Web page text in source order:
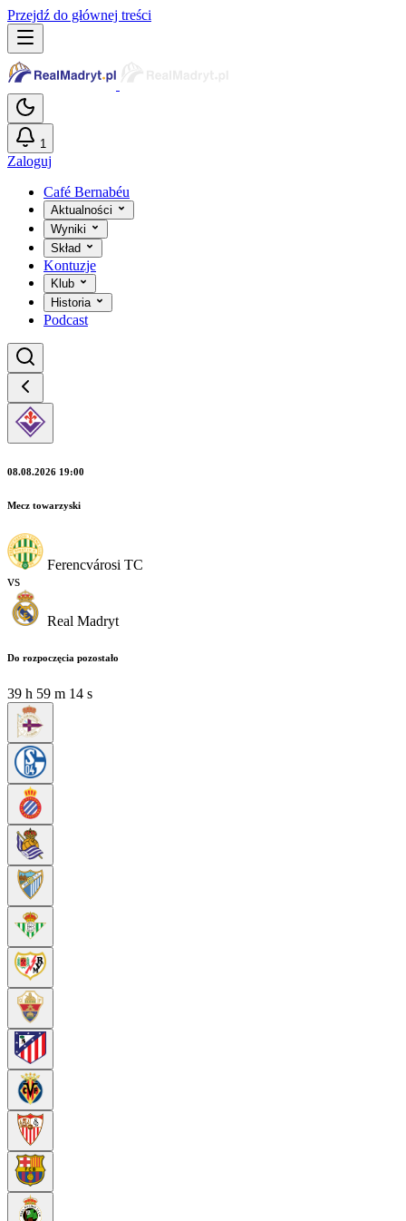
Przejdź do głównej treści
1
Zaloguj
Café Bernabéu
Aktualności
Wyniki
Skład
Kontuzje
Klub
Historia
Podcast
08.08.2026 19:00
Mecz towarzyski
Ferencvárosi TC
vs
Real Madryt
Do rozpoczęcia pozostało
39 h 59 m 13 s